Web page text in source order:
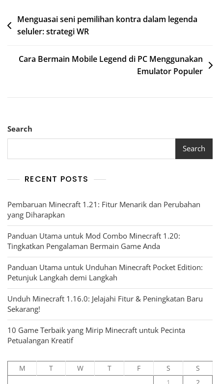
Post
navigation
Menguasai seni pemilihan kontra dalam legenda
seluler: strategi WR
Cara Bermain Mobile Legend di PC Menggunakan
Emulator Populer
Search
Search
RECENT POSTS
Pembaruan Minecraft 1.21: Fitur Menarik dan Perubahan
yang Diharapkan
Panduan Utama untuk Mod Combo Minecraft 1.20:
Tingkatkan Pengalaman Bermain Game Anda
Panduan Utama untuk Unduhan Minecraft Pocket Edition:
Petunjuk Langkah demi Langkah
Unduh Minecraft 1.16.0: Jelajahi Fitur & Peningkatan Baru
Sekarang!
10 Game Terbaik yang Mirip Minecraft untuk Pecinta
Petualangan Kreatif
M T W T F S
S